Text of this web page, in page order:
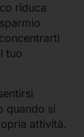
riduca
tuo
quando si
attività.